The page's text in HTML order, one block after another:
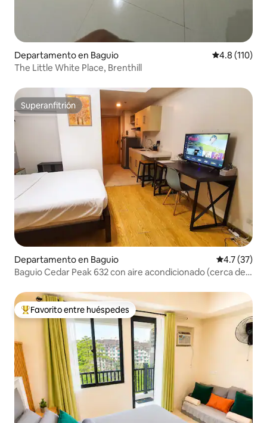
Departamento en Baguio Calificación
4.8 (110)
The Little White Place, Brenthill
Superanfitrión
Superanfitrión
Departamento en Baguio Calificación
4.7 (37)
Baguio Cedar Peak 632 con aire acondicionado (cerca de
De los mejores en Favorito entre huéspedes
Favorito entre huéspedes